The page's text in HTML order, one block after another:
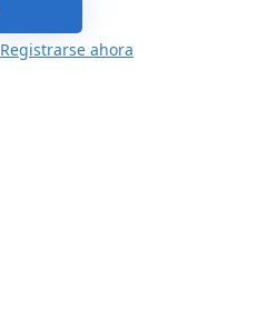
Registrarse ahora